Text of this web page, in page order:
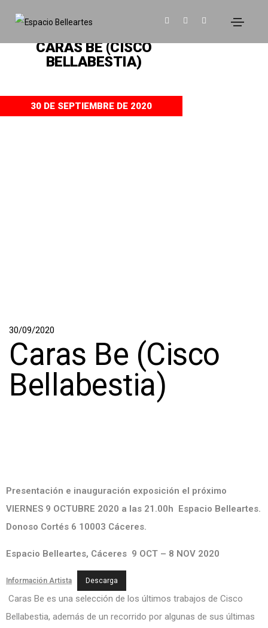
CARAS BE (CISCO
BELLABESTIA)
30 DE SEPTIEMBRE DE 2020
30/09/2020
Caras Be (Cisco
Bellabestia)
Presentación e inauguración exposición el próximo
VIERNES 9 OCTUBRE 2020 a las 21.00h Espacio Belleartes.
Donoso Cortés 6 10003 Cáceres.
Espacio Belleartes, Cáceres 9 OCT – 8 NOV 2020
Información Artista Descarga
Caras Be es una selección de los últimos trabajos de Cisco
Bellabestia, además de un recorrido por algunas de sus últimas